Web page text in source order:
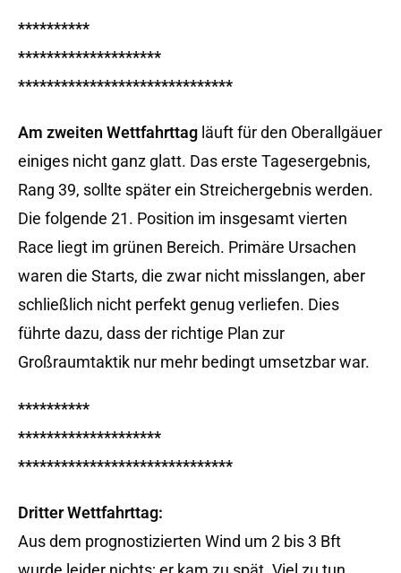
**********
********************
******************************
Am zweiten Wettfahrttag läuft für den Oberallgäuer
einiges nicht ganz glatt. Das erste Tagesergebnis,
Rang 39, sollte später ein Streichergebnis werden.
Die folgende 21. Position im insgesamt vierten
Race liegt im grünen Bereich. Primäre Ursachen
waren die Starts, die zwar nicht misslangen, aber
schließlich nicht perfekt genug verliefen. Dies
führte dazu, dass der richtige Plan zur
Großraumtaktik nur mehr bedingt umsetzbar war.
**********
********************
******************************
Dritter Wettfahrttag:
Aus dem prognostizierten Wind um 2 bis 3 Bft